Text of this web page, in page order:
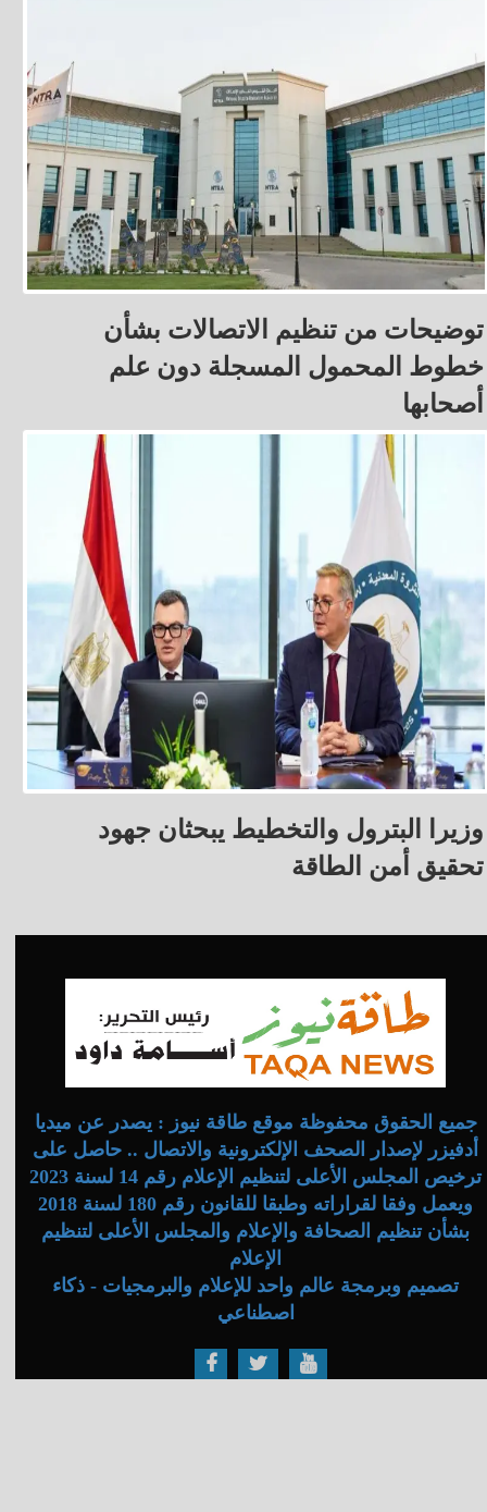
توضيحات من تنظيم الاتصالات بشأن
خطوط المحمول المسجلة دون علم
أصحابها
وزيرا البترول والتخطيط يبحثان جهود
تحقيق أمن الطاقة
جميع الحقوق محفوظة موقع طاقة نيوز : يصدر عن ميديا
أدفيزر لإصدار الصحف الإلكترونية والاتصال .. حاصل على
ترخيص المجلس الأعلى لتنظيم الإعلام رقم 14 لسنة 2023
ويعمل وفقا لقراراته وطبقا للقانون رقم 180 لسنة 2018
بشأن تنظيم الصحافة والإعلام والمجلس الأعلى لتنظيم
الإعلام
تصميم وبرمجة عالم واحد للإعلام والبرمجيات - ذكاء
اصطناعي